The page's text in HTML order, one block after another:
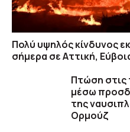
Πολύ υψηλός κίνδυνος
σήμερα σε Αττική,
Πτώση στις
μέσω
της
Ορμούζ